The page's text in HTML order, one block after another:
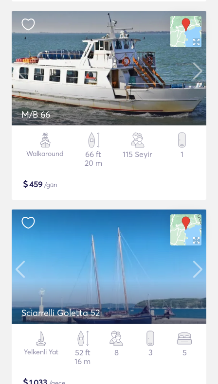
M/B 66
Walkaround
66 ft
20 m
115 Seyir 1
$459 /gün
Sciarrelli Goletta 52
Yelkenli Yat
52 ft
16 m
8 3 5